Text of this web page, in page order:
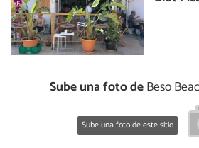
Sube una foto deBeso
Sube una foto de este sitio